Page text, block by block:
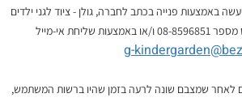
באמצעות פנייה בכתב לחברה, גולן - ציוד לגני ילדים
בלבד, באמצעות פקס מספר 08-8596851 ו/או באמצעות שליחת אי-מייל
g-
לאחר שמצבם שונה לרעה בזמן שהיו ברשות המשתמש,